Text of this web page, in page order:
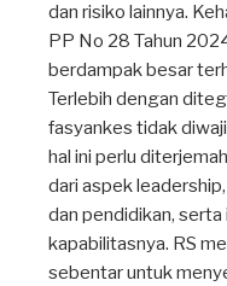
dan risiko lainnya.
PP No 28 Tahun
berdampak besar
Terlebih dengan
fasyankes tidak
hal ini perlu
dari aspek
dan pendidikan,
kapabilitasnya. RS
sebentar untuk